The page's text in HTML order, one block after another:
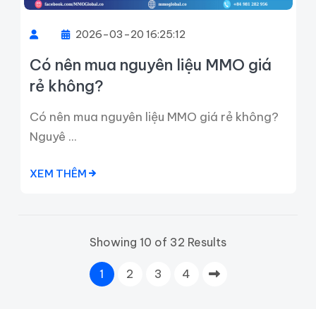
2026-03-20 16:25:12
Có nên mua nguyên liệu MMO giá
rẻ không?
Có nên mua nguyên liệu MMO giá rẻ không?
Nguyê ...
XEM THÊM
Showing 10 of 32 Results
1 2 3 4